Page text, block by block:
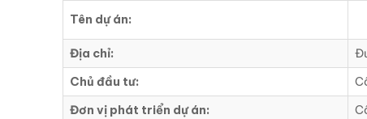
Tên dự án:
Địa chỉ:
Chủ đầu tư:
Đơn vị phát triển dự án: